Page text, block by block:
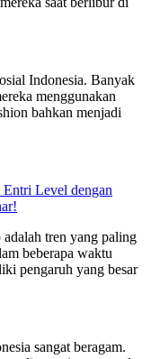
Indonesia. Banyak
menggunakan
bahkan menjadi
Level dengan
tren yang paling
beberapa waktu
pengaruh yang besar
sangat beragam.